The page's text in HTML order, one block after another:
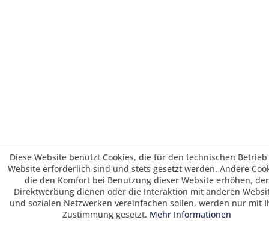
Diese Website benutzt Cookies, die für den technischen
Website erforderlich sind und stets gesetzt werden. Andere
die den Komfort bei Benutzung dieser Website erhöhen, der
Direktwerbung dienen oder die Interaktion mit anderen
und sozialen Netzwerken vereinfachen sollen, werden nur mit
Zustimmung gesetzt. Mehr Informationen